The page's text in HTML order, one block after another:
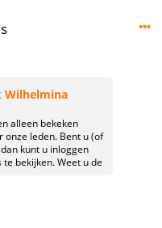
Wilhelmina
alleen bekeken
onze leden. Bent u (of
kunt u inloggen
bekijken. Weet u de